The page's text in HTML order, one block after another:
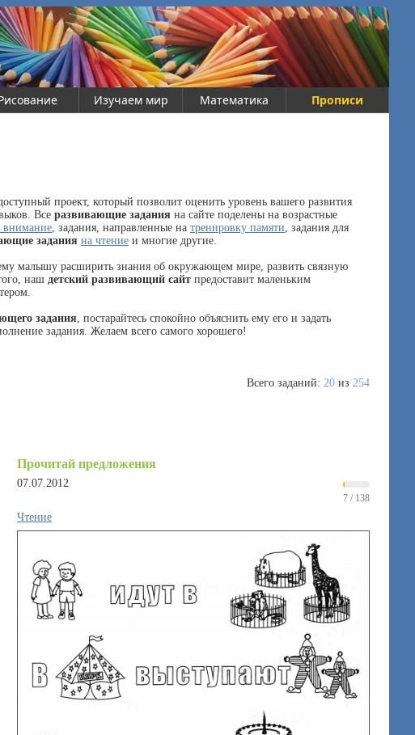
Изучаем мир Математика Прописи
проект, который позволит оценить уровень вашего развития
Все развивающие задания на сайте поделены на возрастные
внимание, задания, направленные на тренировку памяти, задания для
задания на чтение и многие другие.
малышу расширить знания об окружающем мире, развить связную
наш детский развивающий сайт предоставит маленьким
задания, постарайтесь спокойно объяснить ему его и задать
задания. Желаем всего самого хорошего!
Всего заданий: 20 из 254
Прочитай предложения
07.07.2012
7 / 138
Чтение